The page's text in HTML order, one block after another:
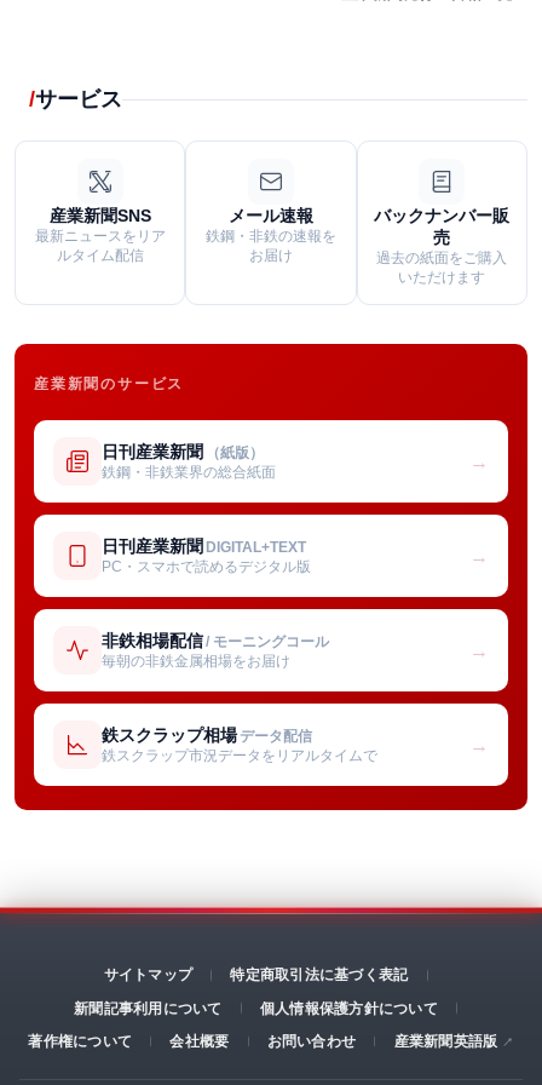
サービス
産業新聞SNS
最新ニュースをリア
ルタイム配信
メール速報
鉄鋼・非鉄の速報を
お届け
バックナンバー販
売
過去の紙面をご購入
いただけます
産業新聞のサービス
日刊産業新聞 （紙版）
鉄鋼・非鉄業界の総合紙面
→
日刊産業新聞 DIGITAL+TEXT
PC・スマホで読めるデジタル版
→
非鉄相場配信/ モーニングコール
毎朝の非鉄金属相場をお届け
→
鉄スクラップ相場 データ配信
鉄スクラップ市況データをリアルタイムで
→
サイトマップ
特定商取引法に基づく表記
新聞記事利用について
個人情報保護方針について
著作権について
会社概要 お問い合わせ 産業新聞英語版